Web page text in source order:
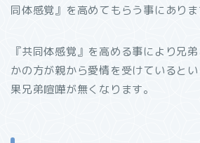
同体感覚』を高めてもらう事にありま
『共同体感覚』を高める事により兄
かの方が親から愛情を受けていると
果兄弟喧嘩が無くなります。